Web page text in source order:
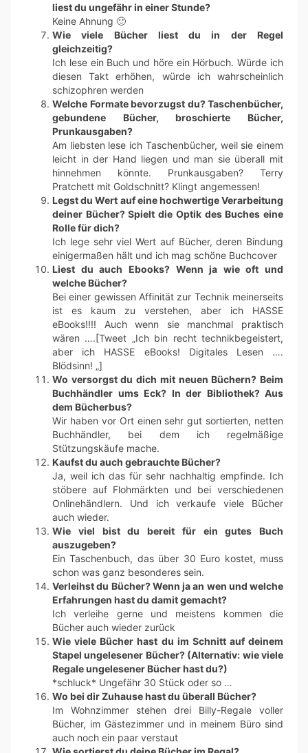
liest du ungefähr in einer Stunde?
Keine Ahnung 🙂
Wie viele Bücher liest du in der Regel
gleichzeitig?
Ich lese ein Buch und höre ein Hörbuch. Würde ich
diesen Takt erhöhen, würde ich wahrscheinlich
schizophren werden
Welche Formate bevorzugst du? Taschenbücher,
gebundene Bücher, broschierte Bücher,
Prunkausgaben?
Am liebsten lese ich Taschenbücher, weil sie einem
leicht in der Hand liegen und man sie überall mit
hinnehmen könnte. Prunkausgaben? Terry
Pratchett mit Goldschnitt? Klingt angemessen!
Legst du Wert auf eine hochwertige Verarbeitung
deiner Bücher? Spielt die Optik des Buches eine
Rolle für dich?
Ich lege sehr viel Wert auf Bücher, deren Bindung
einigermaßen hält und ich mag schöne Buchcover
Liest du auch Ebooks? Wenn ja wie oft und
welche Bücher?
Bei einer gewissen Affinität zur Technik meinerseits
ist es kaum zu verstehen, aber ich HASSE
eBooks!!!! Auch wenn sie manchmal praktisch
wären ….[Tweet „Ich bin recht technikbegeistert,
aber ich HASSE eBooks! Digitales Lesen ….
Blödsinn! „]
Wo versorgst du dich mit neuen Büchern? Beim
Buchhändler ums Eck? In der Bibliothek? Aus
dem Bücherbus?
Wir haben vor Ort einen sehr gut sortierten, netten
Buchhändler, bei dem ich regelmäßige
Stützungskäufe mache.
Kaufst du auch gebrauchte Bücher?
Ja, weil ich das für sehr nachhaltig empfinde. Ich
stöbere auf Flohmärkten und bei verschiedenen
Onlinehändlern. Und ich verkaufe viele Bücher
auch wieder.
Wie viel bist du bereit für ein gutes Buch
auszugeben?
Ein Taschenbuch, das über 30 Euro kostet, muss
schon was ganz besonderes sein.
Verleihst du Bücher? Wenn ja an wen und welche
Erfahrungen hast du damit gemacht?
Ich verleihe gerne und meistens kommen die
Bücher auch wieder zurück
Wie viele Bücher hast du im Schnitt auf deinem
Stapel ungelesener Bücher? (Alternativ: wie viele
Regale ungelesener Bücher hast du?)
*schluck* Ungefähr 30 Stück oder so …
Wo bei dir Zuhause hast du überall Bücher?
Im Wohnzimmer stehen drei Billy-Regale voller
Bücher, im Gästezimmer und in meinem Büro sind
auch noch ein paar verstaut